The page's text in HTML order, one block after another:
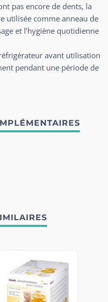
pas encore de dents, la
utilisée comme anneau de
et l’hygiène quotidienne
avant utilisation
pendant une période de